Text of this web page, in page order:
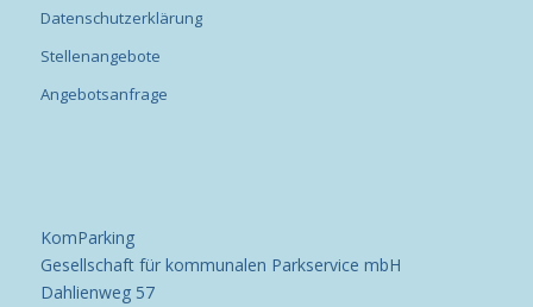
Datenschutzerklärung
Stellenangebote
Angebotsanfrage
KomParking
Gesellschaft für kommunalen Parkservice mbH
Dahlienweg 57